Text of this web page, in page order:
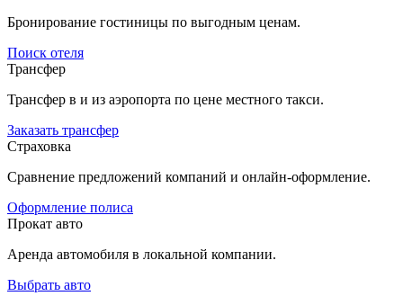
Бронирование гостиницы по выгодным ценам.
Поиск отеля
Трансфер
Трансфер в и из аэропорта по цене местного такси.
Заказать трансфер
Страховка
Сравнение предложений компаний и онлайн-оформление.
Оформление полиса
Прокат авто
Аренда автомобиля в локальной компании.
Выбрать авто